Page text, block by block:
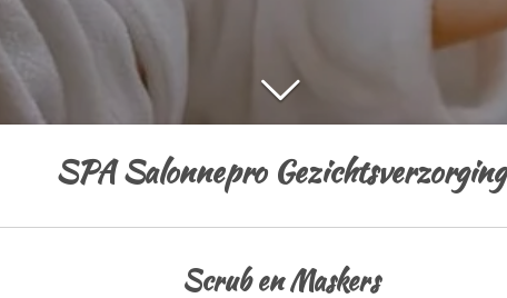
SPA Salonnepro Gezichtsverzorging
Scrub en Maskers